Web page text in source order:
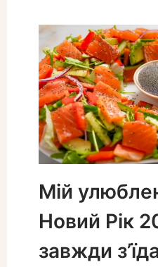
Мій
Новий Рік
завжди